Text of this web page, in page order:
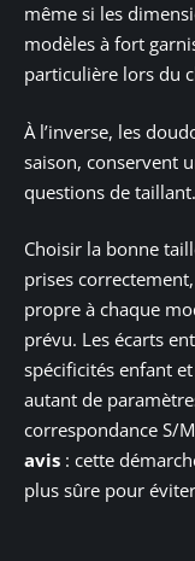
même si les
modèles à fort
particulière lors du
À l’inverse, les
saison, conservent
questions de taillant.
Choisir la bonne
prises
propre à chaque
prévu. Les écarts
spécificités enfant
autant de
correspondance S/
avis : cette
plus sûre pour